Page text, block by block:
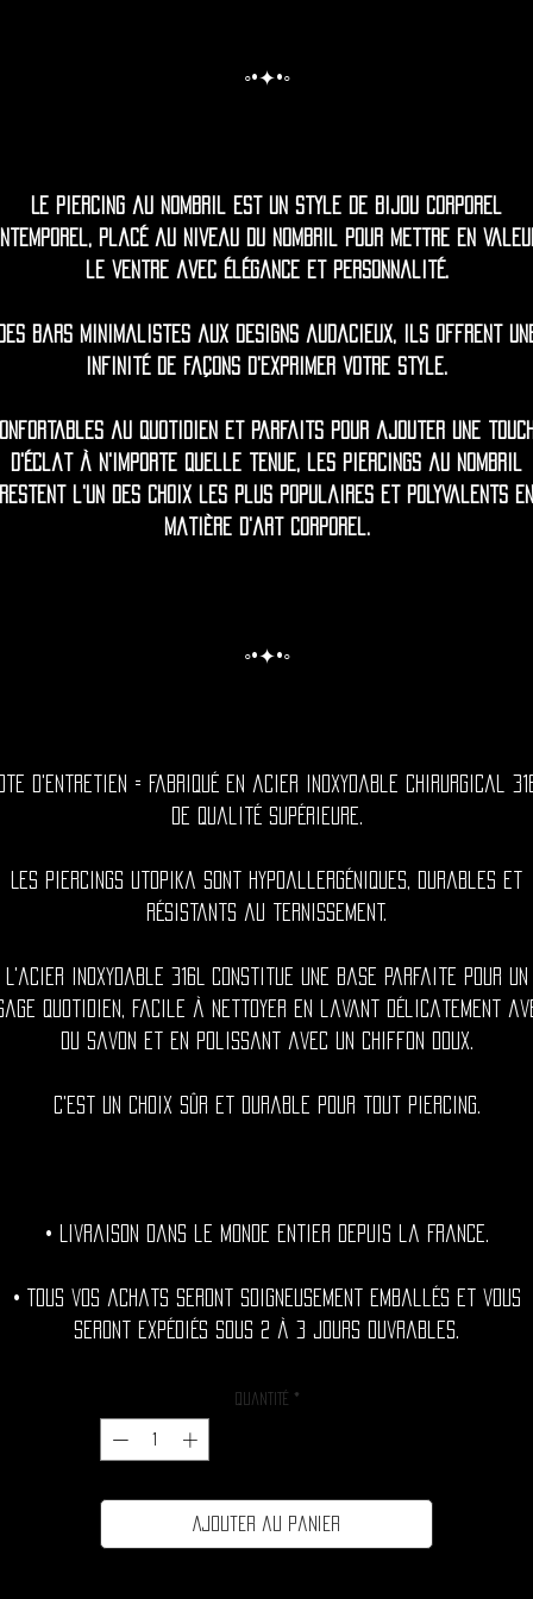
◦•✦•◦
Le piercing au nombril est un style de bijou corporel
placé au niveau du nombril pour mettre en
le ventre avec élégance et personnalité.
bars minimalistes aux designs audacieux, ils offrent
infinité de façons d'exprimer votre style.
au quotidien et parfaits pour ajouter une
d'éclat à n'importe quelle tenue, les piercings au nombril
restent l'un des choix les plus populaires et polyvalents en
matière d'art corporel.
◦•✦•◦
d'entretien = Fabriqué en acier inoxydable chirurgical
de qualité supérieure.
Les piercings Utopika sont hypoallergéniques, durables et
résistants au ternissement.
L'acier inoxydable 316L constitue une base parfaite pour un
quotidien, facile à nettoyer en lavant délicatement
du savon et en polissant avec un chiffon doux.
C'est un choix sûr et durable pour tout piercing.
• Livraison dans le monde entier depuis la France.
• Tous vos achats seront soigneusement emballés et vous
seront expédiés sous 2 à 3 jours ouvrables.
Quantité *
Ajouter au panier